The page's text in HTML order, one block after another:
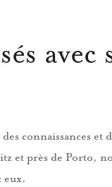
avec
connaissances et
et près de Porto,
eux.